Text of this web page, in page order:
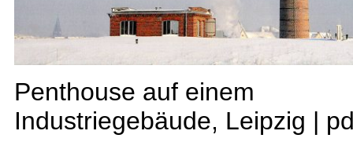
Penthouse auf einem
Industriegebäude, Leipzig |